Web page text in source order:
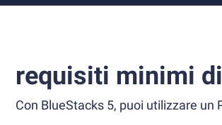
requisiti minimi
Con BlueStacks 5, puoi utilizzare un